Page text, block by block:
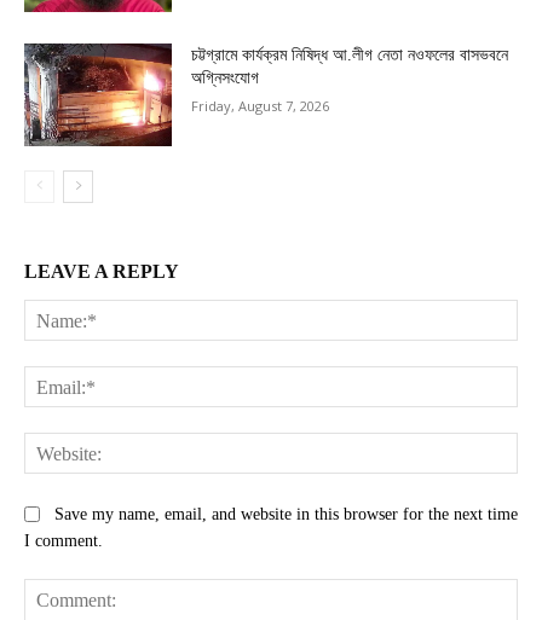
চট্টগ্রামে কার্যক্রম নিষিদ্ধ আ.লীগ নেতা নওফলের বাসভবনে
অগ্নিসংযোগ
Friday, August 7, 2026
LEAVE A REPLY
Save my name, email, and website in this browser for the next time
I comment.